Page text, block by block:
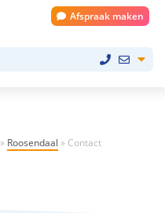
Afspraak maken
» Roosendaal » Contact